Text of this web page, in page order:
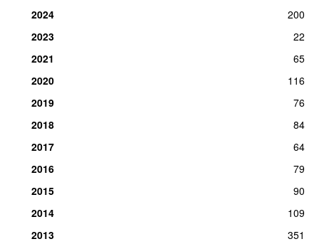
2024
200
2023
22
2021
65
2020
116
2019
76
2018
84
2017
64
2016
79
2015
90
2014
109
2013
351